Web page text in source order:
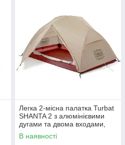
Легка 2-місна палатка Turbat
SHANTA 2 з алюмінієвими
дугами та двома входами,
для кемпінгу весна-осінь,
2350 г.
В наявності